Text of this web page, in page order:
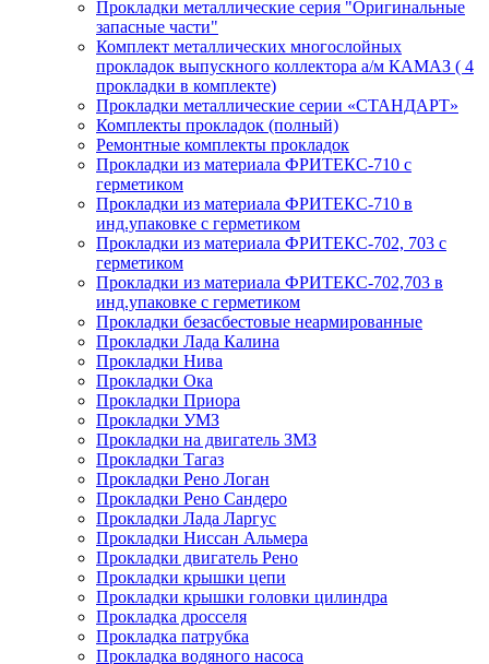
Прокладки металлические серия "Оригинальные
запасные части"
Комплект металлических многослойных
прокладок выпускного коллектора а/м КАМАЗ ( 4
прокладки в комплекте)
Прокладки металлические серии «СТАНДАРТ»
Комплекты прокладок (полный)
Ремонтные комплекты прокладок
Прокладки из материала ФРИТЕКС-710 с
герметиком
Прокладки из материала ФРИТЕКС-710 в
инд.упаковке с герметиком
Прокладки из материала ФРИТЕКС-702, 703 с
герметиком
Прокладки из материала ФРИТЕКС-702,703 в
инд.упаковке с герметиком
Прокладки безасбестовые неармированные
Прокладки Лада Калина
Прокладки Нива
Прокладки Ока
Прокладки Приора
Прокладки УМЗ
Прокладки на двигатель ЗМЗ
Прокладки Тагаз
Прокладки Рено Логан
Прокладки Рено Сандеро
Прокладки Лада Ларгус
Прокладки Ниссан Альмера
Прокладки двигатель Рено
Прокладки крышки цепи
Прокладки крышки головки цилиндра
Прокладка дросселя
Прокладка патрубка
Прокладка водяного насоса